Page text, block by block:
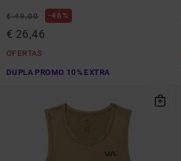
€ 49,00 46%
€ 26,46
OFERTAS
DUPLA PROMO 10% EXTRA